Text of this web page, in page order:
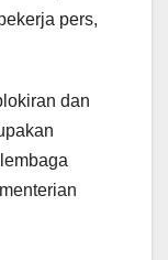
pers,
dan